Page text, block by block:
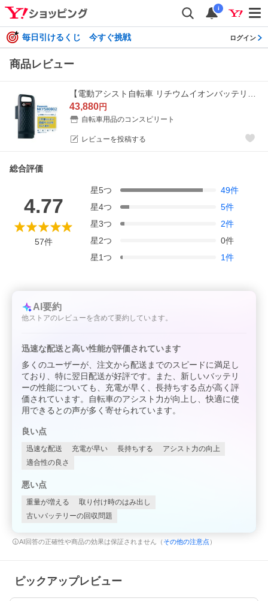
i
毎日引けるくじ 今すぐ挑戦 ログイン
商品レビュー
43,880円
自転車用品のコンスピリート
レビューを投稿する
総合評価
4.77
57件
星5つ 49件
星4つ 5件
星3つ 2件
星2つ 0件
星1つ 1件
AI要約
他ストアのレビューを含めて要約しています。
迅速な配送と高い性能が評価されています
多くのユーザーが、注文から配送までのスピードに満足し
ており、特に翌日配送が好評です。また、新しいバッテリ
ーの性能についても、充電が早く、長持ちする点が高く評
価されています。自転車のアシスト力が向上し、快適に使
用できるとの声が多く寄せられています。
良い点
迅速な配送 充電が早い 長持ちする
アシスト力の向上
適合性の良さ
悪い点
重量が増える
取り付け時のはみ出し
古いバッテリーの回収問題
AI回答の正確性や商品の効果は保証されません（ その他の注意点 ）
ピックアップレビュー